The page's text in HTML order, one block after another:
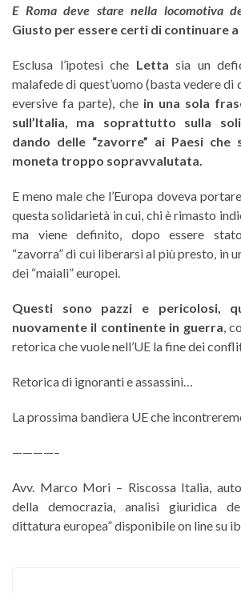
E Roma deve stare nella locomotiva
Giusto per essere certi di continuare
Esclusa l’ipotesi che Letta sia un
malafede di quest’uomo (basta vedere
eversive fa parte), che in una sola
sull’Italia, ma soprattutto sulla
dando delle “zavorre” ai Paesi
moneta troppo sopravvalutata.
E meno male che l’Europa doveva
questa solidarietà in cui, chi è rimasto
ma viene definito, dopo essere
“zavorra” di cui liberarsi al più presto, in
dei “maiali” europei.
Questi sono pazzi e pericolosi,
nuovamente il continente in guerra,
retorica che vuole nell’UE la fine dei
Retorica di ignoranti e assassini…
La prossima bandiera UE che
————–
Avv. Marco Mori – Riscossa Italia,
della democrazia, analisi giuridica
dittatura europea” disponibile on line su